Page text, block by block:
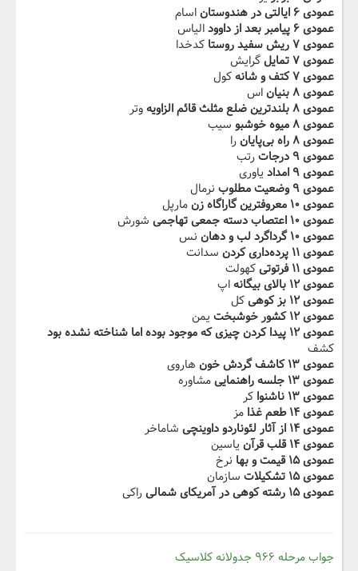
عمودی ۶ ایالتی در هندوستان
اسام
عمودی ۶ پیامبر بعد از داوود
الیاس
عمودی ۷ ریش سفید روستا
کدخدا
عمودی ۷ تمایل
گرایش
عمودی ۷ کتف و شانه
کول
عمودی ۸ بنیان
اس
عمودی ۸ بلندترین ضلع مثلث قائم الزاویه
وتر
عمودی ۸ میوه خوشبو
سیب
عمودی ۸ راه بی‌پایان
را
عمودی ۹ درجات
رتب
عمودی ۹ امداد
یاوری
عمودی ۹ وضعیت مطلوب
نرمال
عمودی ۱۰ معروفترین گاراگاه زن
مارپل
عمودی ۱۰ اعتصاب دسته جمعی تهاجمی
شورش
عمودی ۱۰ گرداگرد لب و دهان
نس
عمودی ۱۱ پرده‌داری کردن
سدانت
عمودی ۱۱ فرتوتی
کهولت
عمودی ۱۲ بالای بیگانه
اپ
عمودی ۱۲ بز کوهی
کل
عمودی ۱۲ کشور خوشبخت
یمن
عمودی ۱۲ پیدا کردن چیزی که موجود بوده اما شناخته نشده بود
کشف
عمودی ۱۳ کاشف گردش خون
هاروی
عمودی ۱۳ جلسه راهنمایی
مشاوره
عمودی ۱۳ ناشنوا
کر
عمودی ۱۴ طعم غذا
مز
عمودی ۱۴ از آثار لئوناردو داوینچی
شاماخر
عمودی ۱۴ قلب قرآن
یاسین
عمودی ۱۵ قیمت و بها
نرخ
عمودی ۱۵ تشکیلات
سازمان
عمودی ۱۵ رشته کوهی در آمریکای شمالی
راکی
جواب مرحله ۹۶۶ جدولانه کلاسیک